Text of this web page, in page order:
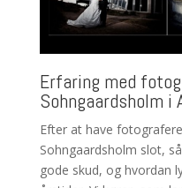
Erfaring med
Sohngaardsholm i
Efter at have
Sohngaardsholm slot,
gode skud, og hvordan